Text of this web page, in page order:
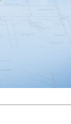
Présentation des
Module d'Orientation ▶